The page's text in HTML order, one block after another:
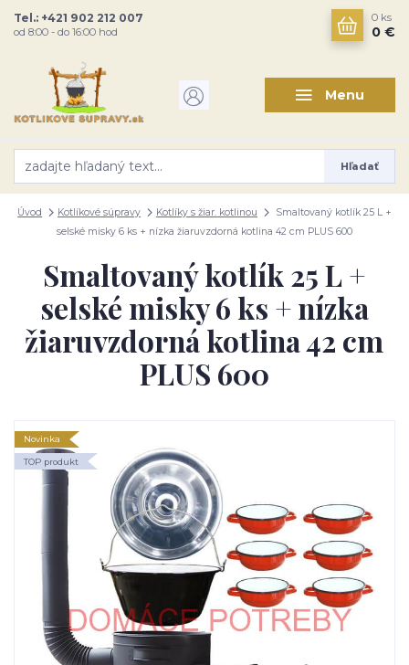
Menu
Hľadať
Tel.: +421 902 212 007
od 8:00 - do 16:00 hod
0 ks
0 €
Úvod Kotlíkové súpravy Kotlíky s žiar. kotlinou
Smaltovaný kotlík 25 L +
selské misky 6 ks + nízka žiaruvzdorná kotlina 42 cm PLUS 600
Smaltovaný kotlík 25 L +
selské misky 6 ks + nízka
žiaruvzdorná kotlina 42 cm
PLUS 600
Novinka
TOP produkt